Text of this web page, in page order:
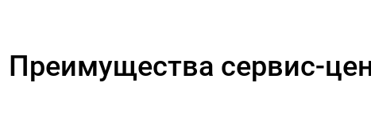
Преимущества сервис-